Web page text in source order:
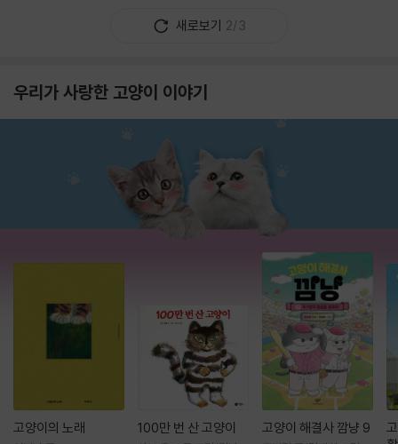
새로보기 2/3
우리가 사랑한 고양이 이야기
고양이의 노래 100만 번 산 고양이 고양이 해결사 깜냥 9